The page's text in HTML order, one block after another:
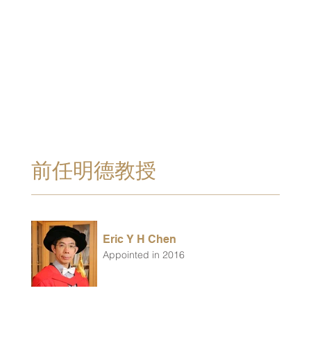
Eric Y H Chen
Appointed in 2016
前任明德教授